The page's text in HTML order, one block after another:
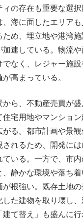
の存在も重要な選択
、海に面したエリア
ため、埋立地や港湾
加速している。物流
でなく、レジャー施
高まっている。
ら、不動産売買が盛
住宅用地やマンショ
がる。都市計画や景
されるため、開発に
ている。一方で、市
、静かな環境や落ち
が根強い。既存土地
した建物を取り壊し
建て替え」も盛んに